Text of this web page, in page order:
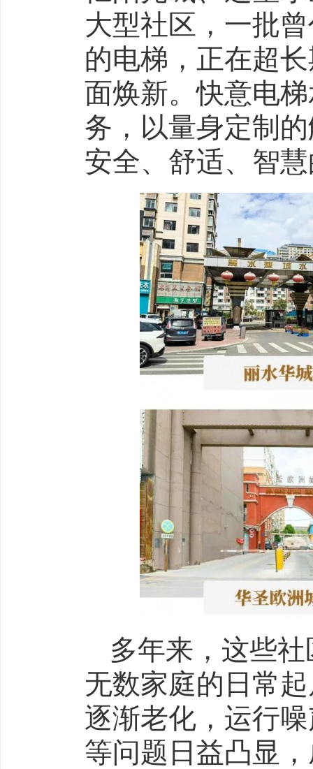
大型社区，一批
的电梯，正在超
面焕新。快意电
务，以量身定制
安全、舒适、智
多年来，这些
无数家庭的日常
逐渐老化，运行
等问题日益凸显